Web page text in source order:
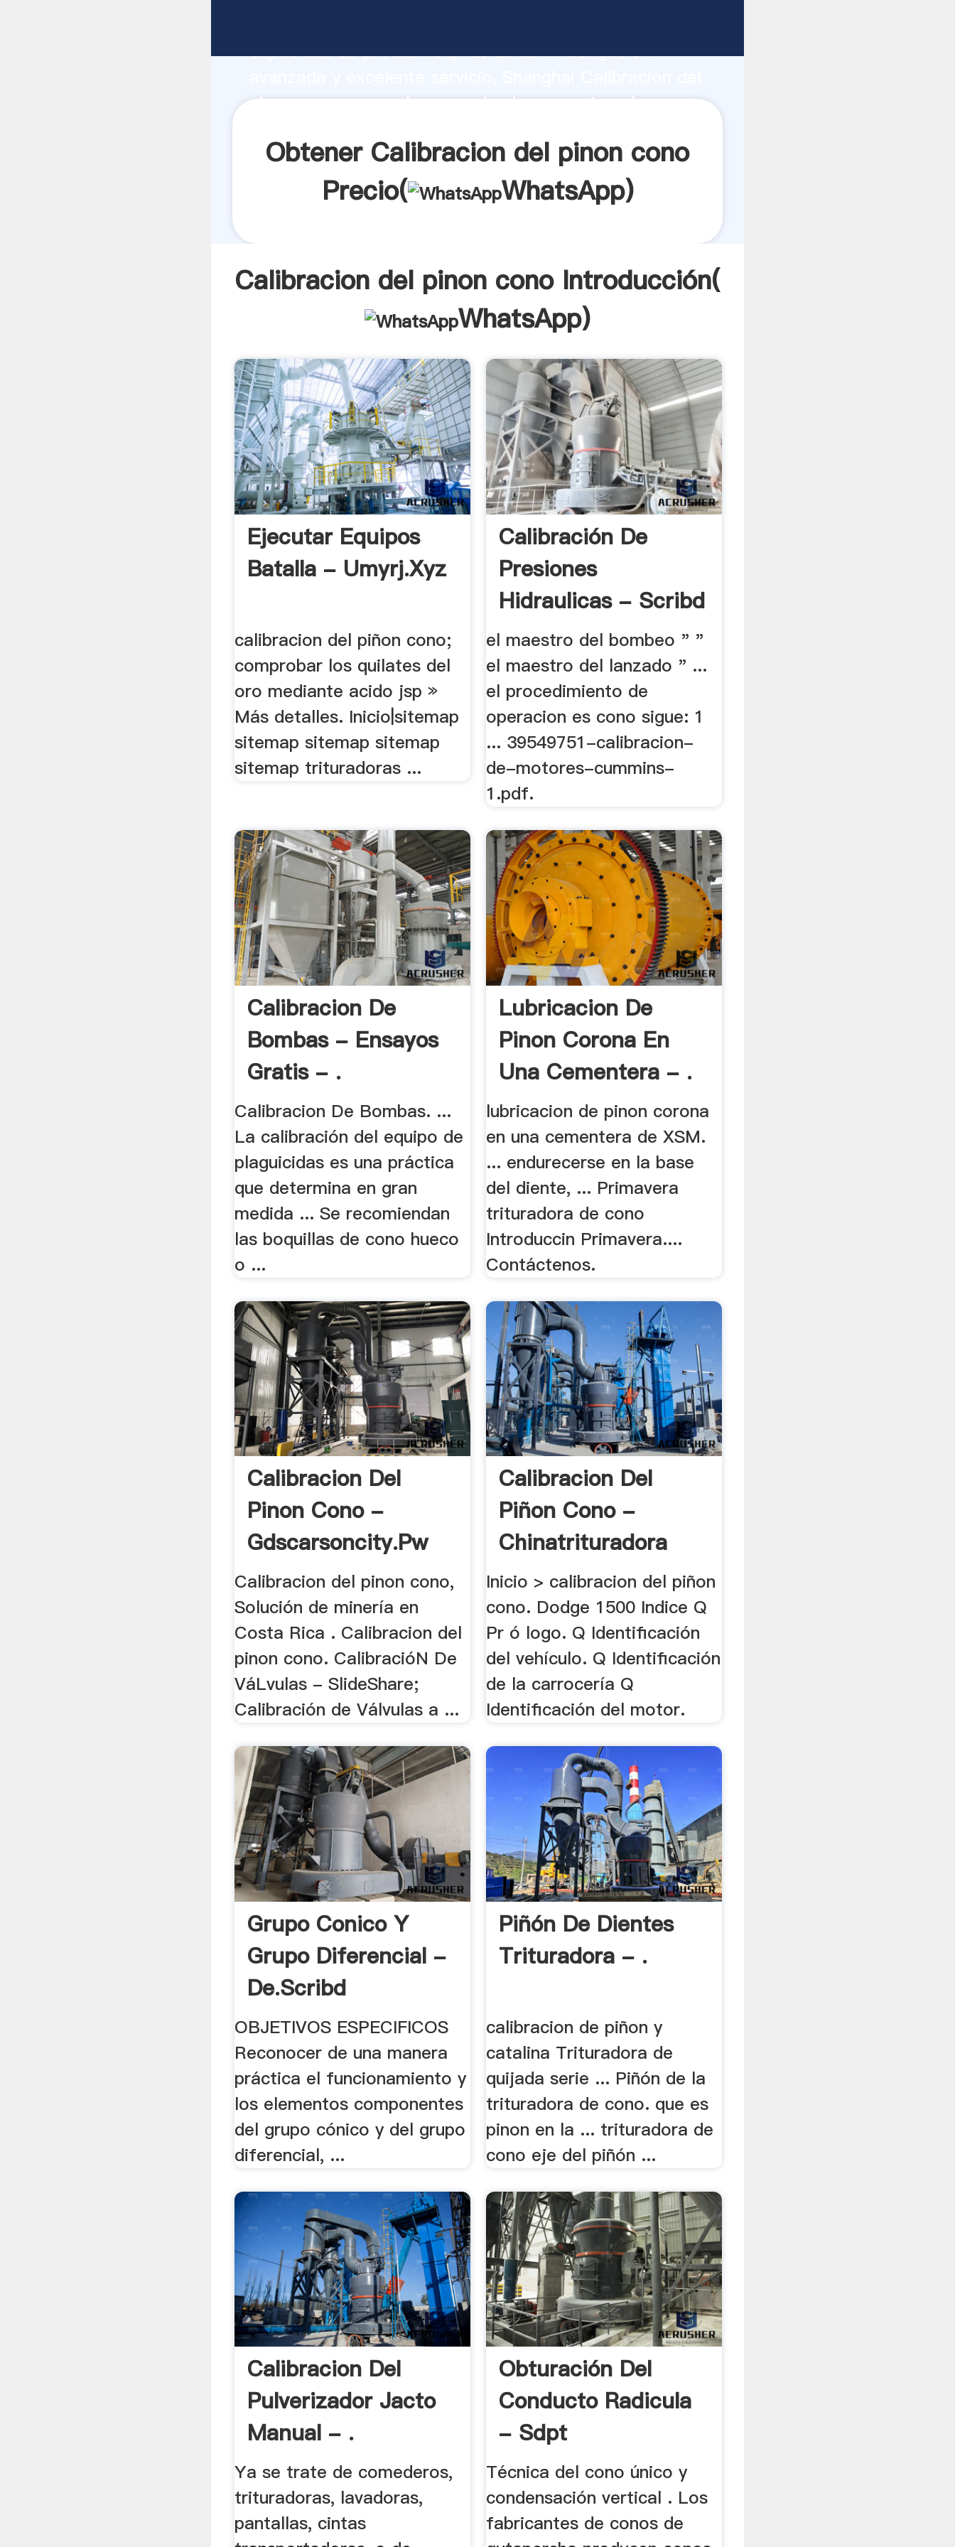
capacidad de producción, fuerza de investigación
pinon cono proveedor crea el valor y aporta valores a
Obtener Calibracion del pinon cono
Precio(
WhatsApp)
Calibracion del pinon cono Introducción(
WhatsApp)
Ejecutar Equipos
Batalla - Umyrj.xyz
calibracion del piñon cono;
comprobar los quilates del
oro mediante acido jsp »
Más detalles. Inicio|sitemap
sitemap sitemap sitemap
sitemap trituradoras ...
Calibración De
Presiones
Hidraulicas - Scribd
el maestro del bombeo " "
el maestro del lanzado " ...
el procedimiento de
operacion es cono sigue: 1
... 39549751-calibracion-
de-motores-cummins-
1.pdf.
Calibracion De
Bombas - Ensayos
Gratis - .
Calibracion De Bombas. ...
La calibración del equipo de
plaguicidas es una práctica
que determina en gran
medida ... Se recomiendan
las boquillas de cono hueco
o ...
Lubricacion De
Pinon Corona En
Una Cementera - .
lubricacion de pinon corona
en una cementera de XSM.
... endurecerse en la base
del diente, ... Primavera
trituradora de cono
Introduccin Primavera....
Contáctenos.
Calibracion Del
Pinon Cono -
Gdscarsoncity.pw
Calibracion del pinon cono,
Solución de minería en
Costa Rica . Calibracion del
pinon cono. CalibracióN De
VáLvulas - SlideShare;
Calibración de Válvulas a ...
Calibracion Del
Piñon Cono -
Chinatrituradora
Inicio > calibracion del piñon
cono. Dodge 1500 Indice Q
Pr ó logo. Q Identificación
del vehículo. Q Identificación
de la carrocería Q
Identificación del motor.
Grupo Conico Y
Grupo Diferencial -
De.scribd
OBJETIVOS ESPECIFICOS
Reconocer de una manera
práctica el funcionamiento y
los elementos componentes
del grupo cónico y del grupo
diferencial, ...
Piñón De Dientes
Trituradora - .
calibracion de piñon y
catalina Trituradora de
quijada serie ... Piñón de la
trituradora de cono. que es
pinon en la ... trituradora de
cono eje del piñón ...
Calibracion Del
Pulverizador Jacto
Manual - .
Ya se trate de comederos,
trituradoras, lavadoras,
pantallas, cintas
Obturación Del
Conducto Radicula
- Sdpt
Técnica del cono único y
condensación vertical . Los
fabricantes de conos de